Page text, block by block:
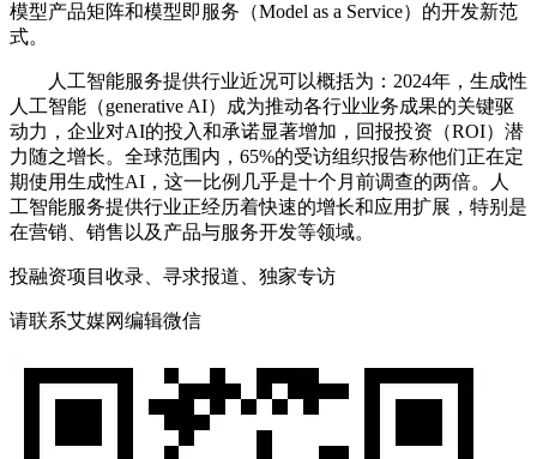
模型产品矩阵和模型即服务（Model as a Service）的开发新范
式。
人工智能服务提供行业近况可以概括为：2024年，生成性
人工智能（generative AI）成为推动各行业业务成果的关键驱
动力，企业对AI的投入和承诺显著增加，回报投资（ROI）潜
力随之增长。全球范围内，65%的受访组织报告称他们正在定
期使用生成性AI，这一比例几乎是十个月前调查的两倍。人
工智能服务提供行业正经历着快速的增长和应用扩展，特别是
在营销、销售以及产品与服务开发等领域。
投融资项目收录、寻求报道、独家专访
请联系艾媒网编辑微信